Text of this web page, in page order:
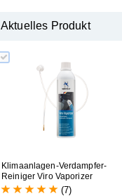
Aktuelles Produkt
K limaan agen-Verdampfer-
Reiniger Viro Vaporizer
(7)